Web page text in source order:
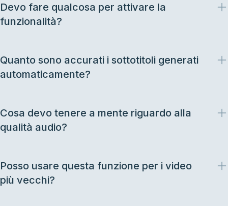
Devo fare qualcosa per attivare la
funzionalità?
Quanto sono accurati i sottotitoli generati
automaticamente?
Cosa devo tenere a mente riguardo alla
qualità audio?
Posso usare questa funzione per i video
più vecchi?